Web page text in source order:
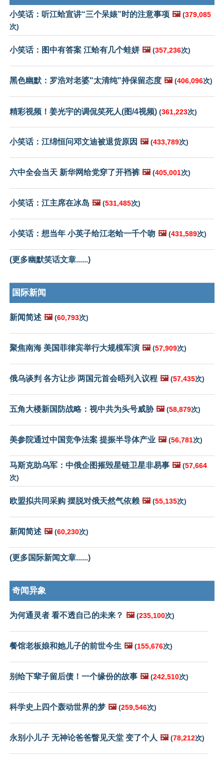
小笑话：听江蛤宣讲“三个呆婊”时的注意事项 🖼️ (379,085
次)
小笑话：图中有答案 江蛤有几个蛙姘 🖼️ (357,236次)
黑色幽默：罗浩对老婆"太清纯"持保留态度 🖼️ (406,096次)
精彩视频！姜光宇的调侃笑死人(图/4视频) (361,223次)
小笑话：江绵恒问邓文迪被退货原因 🖼️ (433,789次)
六中全会当天 新华网给党穿了开裆裤 🖼️ (405,001次)
小笑话：江主席在冰岛 🖼️ (531,485次)
小笑话：想当年 小英子给江老蛤一千个吻 🖼️ (431,589次)
(更多幽默笑话文章......)
国际新闻
新闻简述 🖼️ (60,793次)
聚焦南海 美国菲律宾举行大规模军演 🖼️ (57,909次)
俄乌谈判 各方让步 两国元首会晤列入议程 🖼️ (57,435次)
五角大楼新国防战略：视中共为头号威胁 🖼️ (58,879次)
美参院通过中国竞争法案 提振半导体产业 🖼️ (56,781次)
马斯克助乌军：中俄企图摧毁星链卫星非易事 🖼️ (57,664
次)
欧盟拟共同采购 摆脱对俄天然气依赖 🖼️ (55,135次)
新闻简述 🖼️ (60,230次)
(更多国际新闻文章......)
奇闻异象
为何通灵者 看不透自己的未来？ 🖼️ (235,100次)
餐馆老板娘和她儿子的前世今生 🖼️ (155,676次)
别给下辈子留后债！一个缘份的故事 🖼️ (242,510次)
科学史上四个轰动世界的梦 🖼️ (259,546次)
永别小儿子 无神论爸爸瞥见天堂 变了个人 🖼️ (78,212次)